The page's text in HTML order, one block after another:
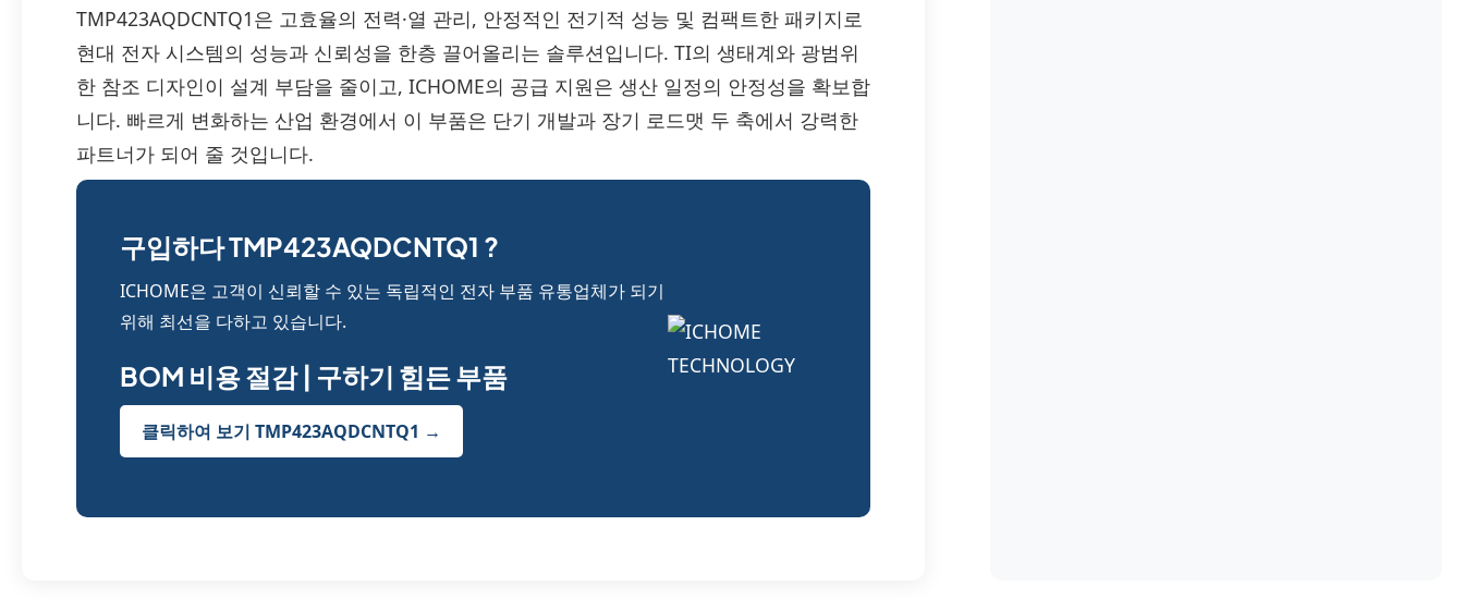
TMP423AQDCNTQ1은 고효율의 전력·열 관리, 안정적인 전기적 성능 및 컴팩트한 패키지로
현대 전자 시스템의 성능과 신뢰성을 한층 끌어올리는 솔루션입니다. TI의 생태계와 광범위
한 참조 디자인이 설계 부담을 줄이고, ICHOME의 공급 지원은 생산 일정의 안정성을 확보합
니다. 빠르게 변화하는 산업 환경에서 이 부품은 단기 개발과 장기 로드맷 두 축에서 강력한
파트너가 되어 줄 것입니다.
구입하다 TMP423AQDCNTQ1 ?
ICHOME은 고객이 신뢰할 수 있는 독립적인 전자 부품 유통업체가 되기
위해 최선을 다하고 있습니다.
BOM 비용 절감 | 구하기 힘든 부품
클릭하여 보기 TMP423AQDCNTQ1 →